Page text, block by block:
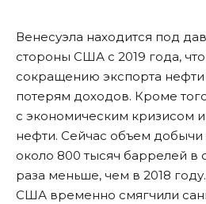
Венесуэла находится под
стороны США с 2019 года,
сокращению экспорта нефти
потерям доходов. Кроме
с экономическим кризисом
нефти. Сейчас объем добычи
около 800 тысяч баррелей в
раза меньше, чем в 2018
США временно смягчили